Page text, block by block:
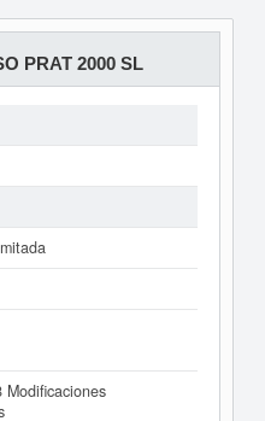
PRAT 2000 SL
Modificaciones